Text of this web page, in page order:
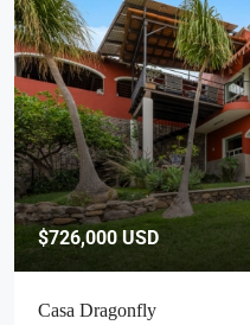
$726,000USD
Casa Dragonfly